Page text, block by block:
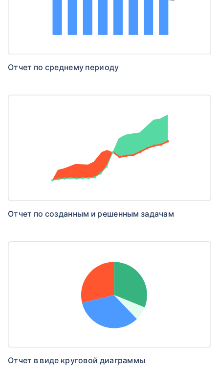
Отчет по среднему периоду
Отчет по созданным и решенным задачам
Отчет в виде круговой диаграммы